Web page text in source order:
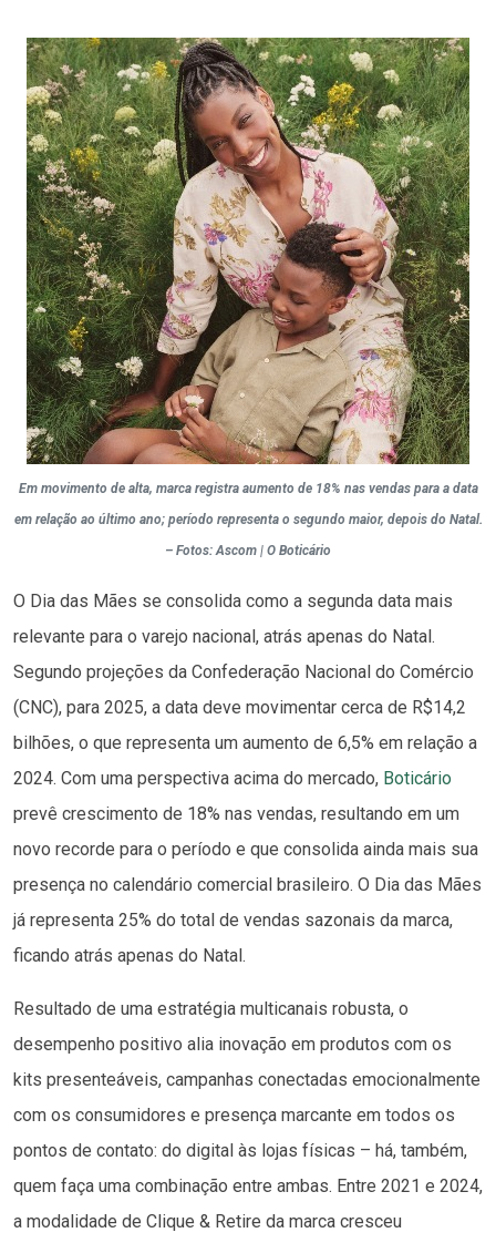
Em movimento de alta, marca registra aumento de 18% nas vendas para a data
em relação ao último ano; período representa o segundo maior, depois do Natal.
– Fotos: Ascom | O Boticário
O Dia das Mães se consolida como a segunda data mais
relevante para o varejo nacional, atrás apenas do Natal.
Segundo projeções da Confederação Nacional do Comércio
(CNC), para 2025, a data deve movimentar cerca de R$14,2
bilhões, o que representa um aumento de 6,5% em relação a
2024. Com uma perspectiva acima do mercado, Boticário
prevê crescimento de 18% nas vendas, resultando em um
novo recorde para o período e que consolida ainda mais sua
presença no calendário comercial brasileiro. O Dia das Mães
já representa 25% do total de vendas sazonais da marca,
ficando atrás apenas do Natal.
Resultado de uma estratégia multicanais robusta, o
desempenho positivo alia inovação em produtos com os
kits presenteáveis, campanhas conectadas emocionalmente
com os consumidores e presença marcante em todos os
pontos de contato: do digital às lojas físicas – há, também,
quem faça uma combinação entre ambas. Entre 2021 e 2024,
a modalidade de Clique & Retire da marca cresceu